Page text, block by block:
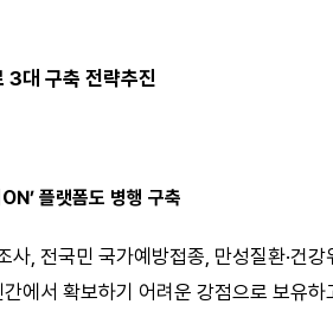
대 구축 전략추진
플랫폼도 병행 구축
사, 전국민 국가예방접종, 만성질환·건
에서 확보하기 어려운 강점으로 보유하